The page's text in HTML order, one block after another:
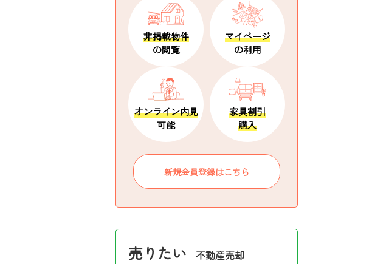
非掲載物件
の閲覧
マイページ
の利用
オンライン内見
可能
家具割引
購入
新規会員登録はこちら
売りたい 不動産売却